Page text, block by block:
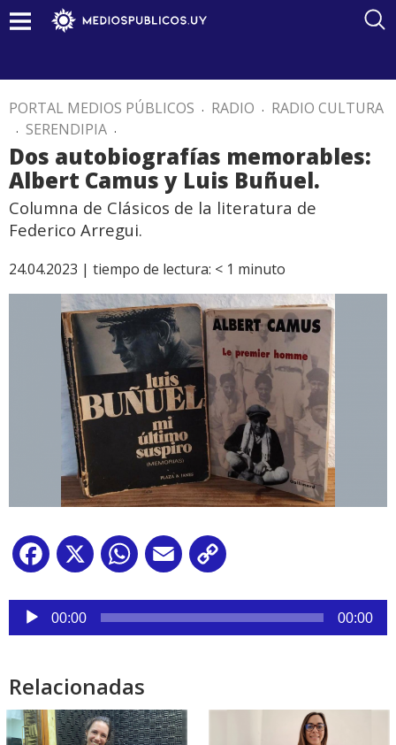
PORTAL MEDIOS PÚBLICOS . RADIO . RADIO CULTURA
. SERENDIPIA .
Dos autobiografías memorables:
Albert Camus y Luis Buñuel.
Columna de Clásicos de la literatura de
Federico Arregui.
24.04.2023 | tiempo de lectura: < 1 minuto
Facebook
X WhatsApp
Email
Reproductor
audio
00:00 00:00
Relacionadas